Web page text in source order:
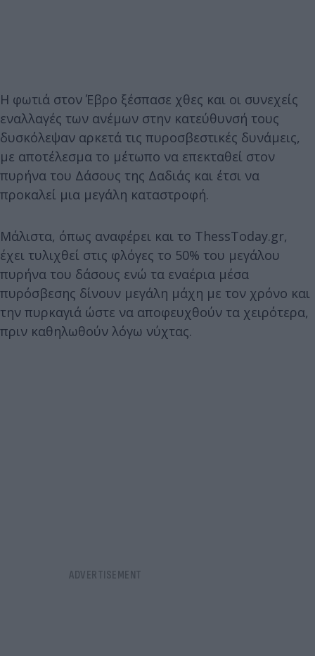
Η φωτιά στον Έβρο ξέσπασε χθες και οι συνεχείς
εναλλαγές των ανέμων στην κατεύθυνσή τους
δυσκόλεψαν αρκετά τις πυροσβεστικές δυνάμεις,
με αποτέλεσμα το μέτωπο να επεκταθεί στον
πυρήνα του Δάσους της Δαδιάς και έτσι να
προκαλεί μια μεγάλη καταστροφή.
Μάλιστα, όπως αναφέρει και το ThessToday.gr,
έχει τυλιχθεί στις φλόγες το 50% του μεγάλου
πυρήνα του δάσους ενώ τα εναέρια μέσα
πυρόσβεσης δίνουν μεγάλη μάχη με τον χρόνο και
την πυρκαγιά ώστε να αποφευχθούν τα χειρότερα,
πριν καθηλωθούν λόγω νύχτας.